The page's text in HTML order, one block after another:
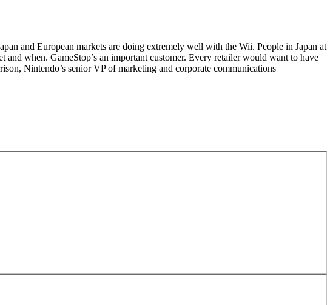
and European markets are doing extremely well with the Wii. People in Japan at
when. GameStop’s an important customer. Every retailer would want to have
Nintendo’s senior VP of marketing and corporate communications